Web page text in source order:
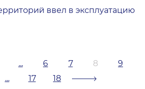
ввел в эксплуатацию
... 6 7 8
9
... 17 18